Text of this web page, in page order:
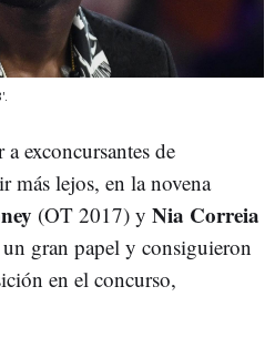
exconcursantes de
más lejos, en la novena
(OT 2017) y Nia Correia
gran papel y consiguieron
en el concurso,